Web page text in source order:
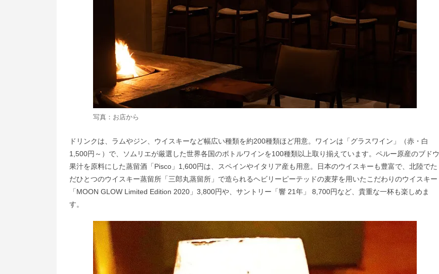
写真：お店から
ドリンクは、ラムやジン、ウイスキーなど幅広い種類を約200種類ほど用意。ワインは「グラスワイン」（赤・白
1,500円～）で、ソムリエが厳選した世界各国のボトルワインを100種類以上取り揃えています。ペルー原産のブドウ
果汁を原料にした蒸留酒「Pisco」1,600円は、スペインやイタリア産も用意。日本のウイスキーも豊富で、北陸でた
だひとつのウイスキー蒸留所「三郎丸蒸留所」で造られるヘビリーピーテッドの麦芽を用いたこだわりのウイスキー
「MOON GLOW Limited Edition 2020」3,800円や、サントリー「響 21年」 8,700円など、貴重な一杯も楽しめま
す。